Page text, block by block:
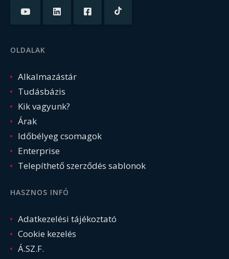
OLDALAK
Alkalmazástár
Tudásbázis
Kik vagyunk?
Árak
Időbélyeg csomagok
Enterprise
Telepíthető szerződés sablonok
HASZNOS INFÓ
Adatkezelési tájékoztató
Cookie kezelés
Á.SZ.F.